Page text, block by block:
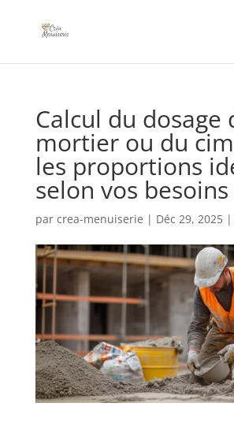
Calcul du dosage
mortier ou du
les proportions
selon vos besoins
par crea-menuiserie | Déc 29, 2025|